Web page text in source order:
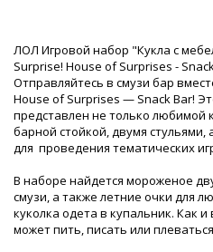
ЛОЛ Игровой набор "Кукла с
Surprise! House of Surprises -
Отправляйтесь в смузи бар
House of Surprises — Snack Bar!
представлен не только любимой
барной стойкой, двумя стульями,
для проведения тематических
В наборе найдется мороженое
смузи, а также летние очки для
куколка одета в купальник. Как
может пить, писать или